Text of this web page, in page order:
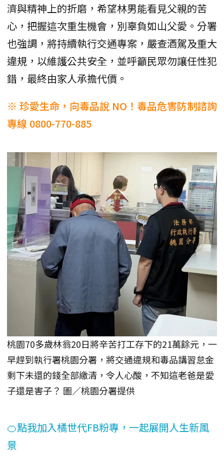
濟與精神上的折磨，希望林男能看見父親的苦
心，把握這次重生機會，別辜負如山父愛。分署
也強調，將持續執行交通專案，嚴查酒駕及重大
違規，以維護公共安全，並呼籲民眾勿讓任性犯
錯，最終由家人承擔代價。
※ 珍愛生命，向毒品說 NO！毒品危害防制諮詢
專線 0800-770-885
桃園70多歲林翁20日將辛苦打工存下的21萬餘元，一
早趕到執行署桃園分署，將交通違規和毒品講習怠金
剩下未還的錢全部繳清，令人心酸，不知這老爸是愛
子還是害子？ 圖／桃園分署提供
🍊點我加入橘世代FB粉專，一起展開人生新風
景